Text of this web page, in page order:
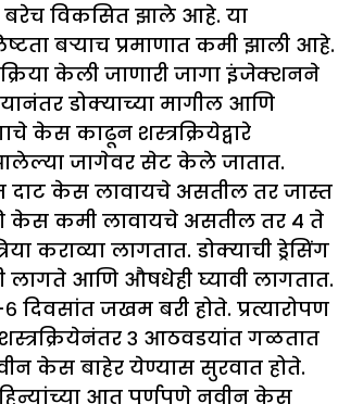
बरेच विकसित झाले आहे. या
बऱ्याच प्रमाणात कमी झाली आहे.
केली जाणारी जागा इंजेक्शनने
डोक्याच्या मागील आणि
केस काढून शस्त्रक्रियेद्वारे
झालेल्या जागेवर सेट केले जातात.
दाट केस लावायचे असतील तर जास्त
केस कमी लावायचे असतील तर ४ ते
कराव्या लागतात. डोक्याची ड्रेसिंग
लागते आणि औषधेही घ्यावी लागतात.
दिवसांत जखम बरी होते. प्रत्यारोपण
३ आठवडयांत गळतात
केस बाहेर येण्यास सुरवात होते.
आत पूर्णपणे नवीन केस